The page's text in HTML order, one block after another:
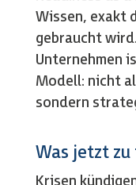
Wissen, exakt
gebraucht
Unternehmen
Modell: nicht
sondern
Was jetzt
Krisen